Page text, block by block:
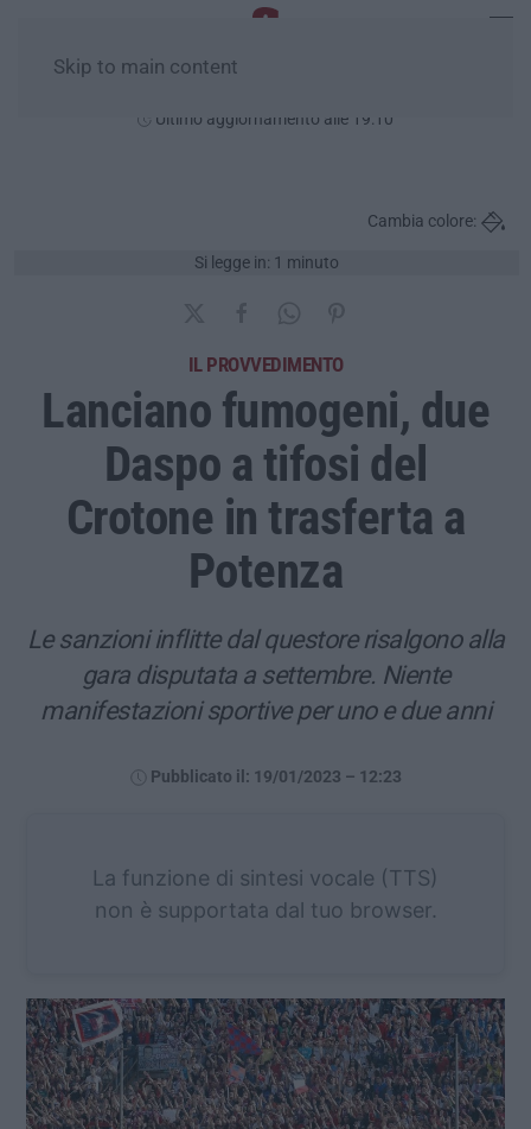
Skip to main content
Ultimo aggiornamento alle 19:10
Si legge in: 1 minuto
Cambia colore:
IL PROVVEDIMENTO
Lanciano fumogeni, due
Daspo a tifosi del
Crotone in trasferta a
Potenza
Le sanzioni inflitte dal questore risalgono alla
gara disputata a settembre. Niente
manifestazioni sportive per uno e due anni
Pubblicato il: 19/01/2023 – 12:23
La funzione di sintesi vocale (TTS)
non è supportata dal tuo browser.